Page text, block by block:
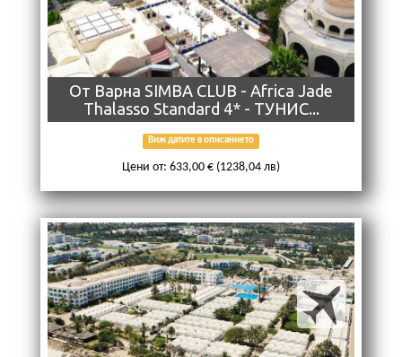
Oт Варна SIMBA CLUB - Africa Jade
Thalasso Standard 4* - ТУНИС...
Виж датите в описанието
Цени от: 633,00 € (1238,04 лв)